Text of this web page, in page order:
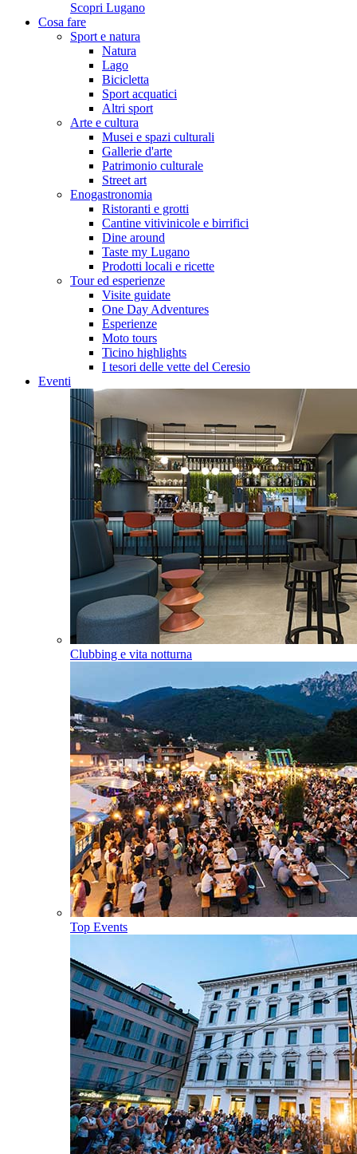
Scopri Lugano
Cosa fare
Sport e natura
Natura
Lago
Bicicletta
Sport acquatici
Altri sport
Arte e cultura
Musei e spazi culturali
Gallerie d'arte
Patrimonio culturale
Street art
Enogastronomia
Ristoranti e grotti
Cantine vitivinicole e birrifici
Dine around
Taste my Lugano
Prodotti locali e ricette
Tour ed esperienze
Visite guidate
One Day Adventures
Esperienze
Moto tours
Ticino highlights
I tesori delle vette del Ceresio
Eventi
Clubbing e vita notturna
Top Events